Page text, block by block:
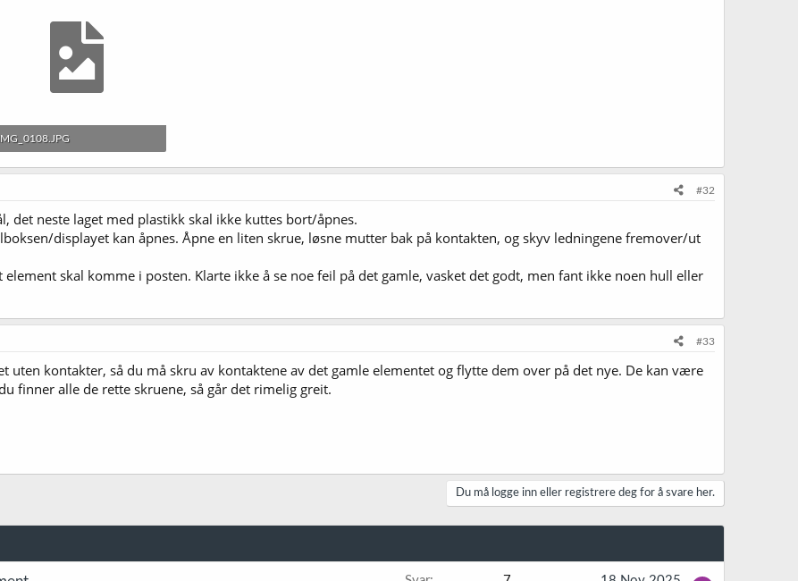
MB · Sett: 246
#32
det neste laget med plastikk skal ikke kuttes bort/åpnes.
displayet kan åpnes. Åpne en liten skrue, løsne mutter bak på kontakten, og skyv ledningene fremover/ut
element skal komme i posten. Klarte ikke å se noe feil på det gamle, vasket det godt, men fant ikke noen hull eller
#33
uten kontakter, så du må skru av kontaktene av det gamle elementet og flytte dem over på det nye. De kan være
finner alle de rette skruene, så går det rimelig greit.
Du må logge inn eller registrere deg for å svare her.